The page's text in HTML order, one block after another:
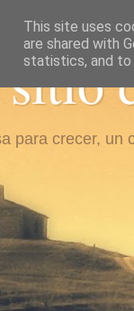
para crecer, un
This site uses
are shared with
statistics, and to